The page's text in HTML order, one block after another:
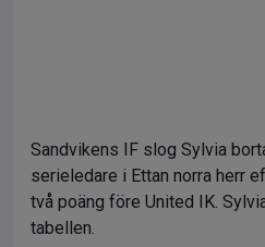
Sandvikens IF slog Sylvia
serieledare i Ettan norra herr
två poäng före United IK.
tabellen.